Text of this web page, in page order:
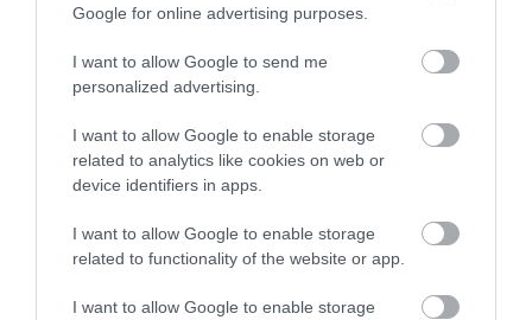
Google for online advertising purposes.
I want to allow Google to send me
personalized advertising.
I want to allow Google to enable storage
related to analytics like cookies on web or
device identifiers in apps.
I want to allow Google to enable storage
related to functionality of the website or app.
I want to allow Google to enable storage
Αυτό είναι το θαυματουργό έλαιο που
προστατεύει από το Αλτχάιμερ